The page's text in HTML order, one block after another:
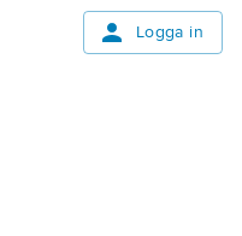
Logga in